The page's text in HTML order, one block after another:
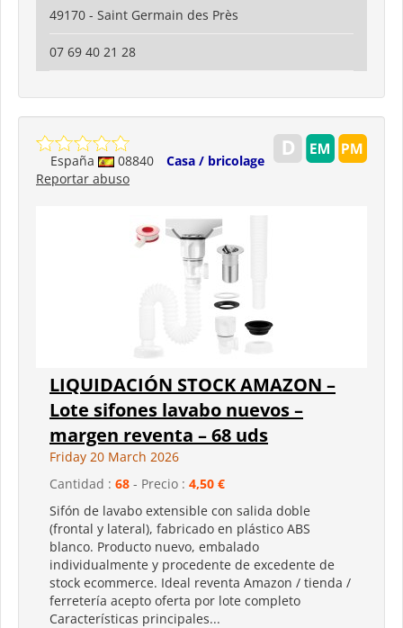
49170 - Saint Germain des Près
07 69 40 21 28
España 08840
Casa / bricolage
Reportar abuso
LIQUIDACIÓN STOCK AMAZON –
Lote sifones lavabo nuevos –
margen reventa – 68 uds
Friday 20 March 2026
Cantidad : 68 - Precio : 4,50 €
Sifón de lavabo extensible con salida doble
(frontal y lateral), fabricado en plástico ABS
blanco. Producto nuevo, embalado
individualmente y procedente de excedente de
stock ecommerce. Ideal reventa Amazon / tienda /
ferretería acepto oferta por lote completo
Características principales...